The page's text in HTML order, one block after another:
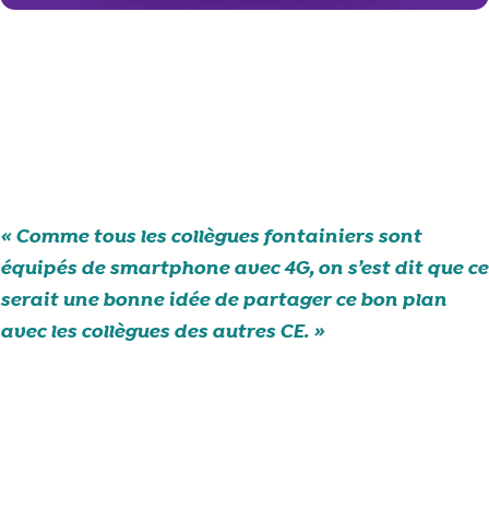
Comme tous les collègues fontainiers sont
équipés de smartphone avec 4G, on s’est dit que ce
serait une bonne idée de partager ce bon plan
avec les collègues des autres CE.